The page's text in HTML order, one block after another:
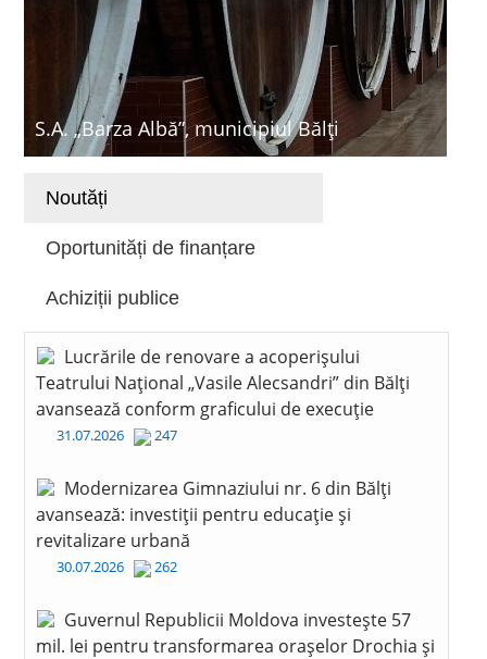
S.A. „Barza Albă”, municipiul Bălți
Noutăți
Oportunități de finanțare
Achiziții publice
Lucrările de renovare a acoperișului
Teatrului Național „Vasile Alecsandri” din Bălți
avansează conform graficului de execuție
31.07.2026 247
Modernizarea Gimnaziului nr. 6 din Bălți
avansează: investiții pentru educație și
revitalizare urbană
30.07.2026 262
Guvernul Republicii Moldova investește 57
mil. lei pentru transformarea orașelor Drochia și